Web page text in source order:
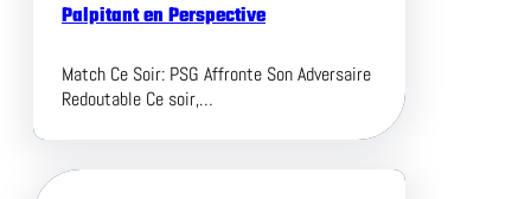
Palpitant en Perspective
Match Ce Soir: PSG Affronte Son Adversaire
Redoutable Ce soir,…